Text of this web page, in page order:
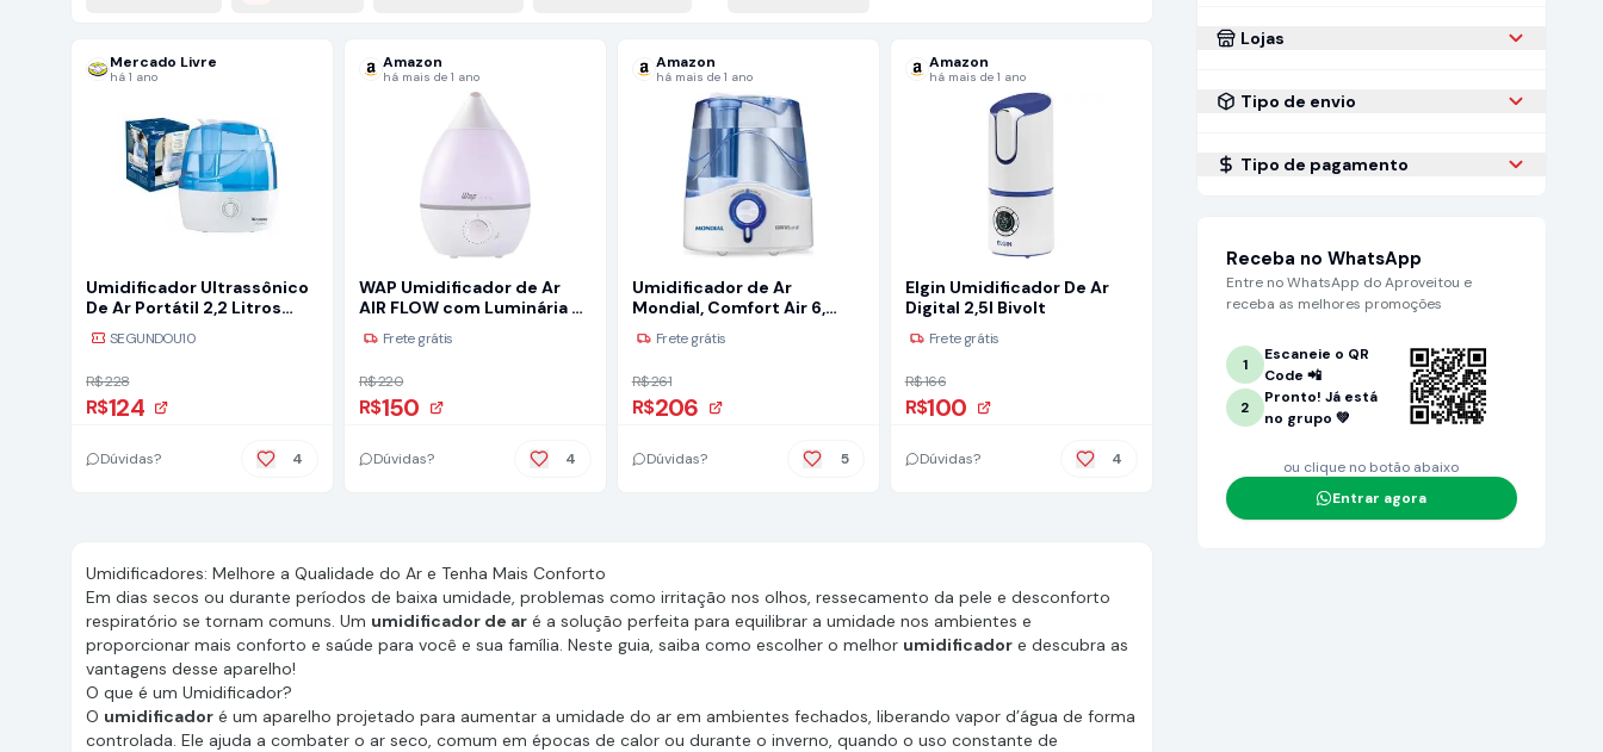
Mercado Livre
há 1 ano
Umidificador Ultrassônico
De Ar Portátil 2,2 Litros
127/220V Serenno Veronna
SEGUNDOU10
R$ 228
R$124
Dúvidas? 4
Amazon
há mais de 1 ano
WAP Umidificador de Ar
AIR FLOW com Luminária e
Difusor de Aromas, 4
Litros, Autonomia de até 12
Frete grátis
R$ 220
R$150
Dúvidas? 4
Amazon
há mais de 1 ano
Umidificador de Ar
Mondial, Comfort Air 6,
Bivolt, Branco/Azul, 35W -
UA-07
Frete grátis
R$ 261
R$206
Dúvidas? 5
Amazon
há mais de 1 ano
Elgin Umidificador De Ar
Digital 2,5l Bivolt
Frete grátis
R$ 166
R$100
Dúvidas? 4
Umidificadores: Melhore a Qualidade do Ar e Tenha Mais Conforto
Em dias secos ou durante períodos de baixa umidade, problemas como irritação nos olhos, ressecamento da pele e desconforto
respiratório se tornam comuns. Um umidificador de ar é a solução perfeita para equilibrar a umidade nos ambientes e
proporcionar mais conforto e saúde para você e sua família. Neste guia, saiba como escolher o melhor umidificador e descubra as
vantagens desse aparelho!
O que é um Umidificador?
O umidificador é um aparelho projetado para aumentar a umidade do ar em ambientes fechados, liberando vapor d’água de forma
controlada. Ele ajuda a combater o ar seco, comum em épocas de calor ou durante o inverno, quando o uso constante de
Lojas
Tipo de envio
Tipo de pagamento
Receba no WhatsApp
Entre no WhatsApp do Aproveitou e
receba as melhores promoções
1
Escaneie o QR
Code 📲
2
Pronto! Já está
no grupo 💚
ou clique no botão abaixo
Entrar agora